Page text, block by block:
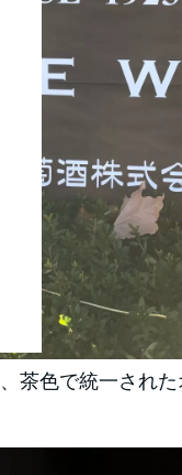
茶色で統一され